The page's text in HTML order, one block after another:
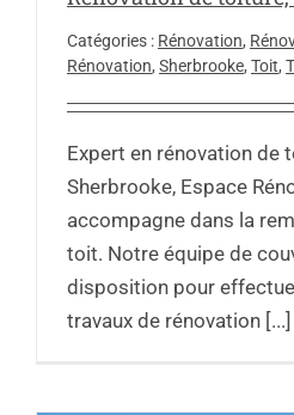
Catégories : Rénovation,
Rénovation, Sherbrooke, Toit,
Expert en rénovation de
Sherbrooke, Espace
accompagne dans la
toit. Notre équipe de
disposition pour
travaux de rénovation [...]